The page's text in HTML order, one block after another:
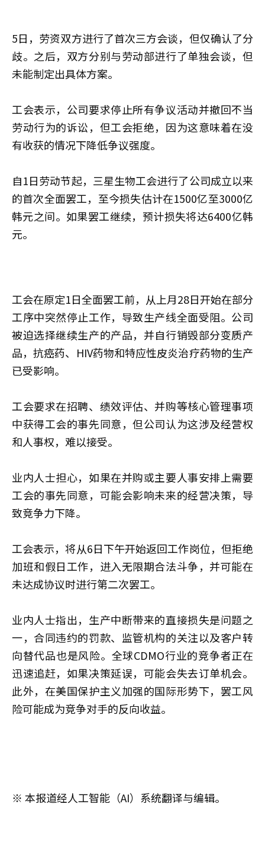
5日，劳资双方进行了首次三方会谈，但仅确认了分
歧。之后，双方分别与劳动部进行了单独会谈，但
未能制定出具体方案。
工会表示，公司要求停止所有争议活动并撤回不当
劳动行为的诉讼，但工会拒绝，因为这意味着在没
有收获的情况下降低争议强度。
自1日劳动节起，三星生物工会进行了公司成立以来
的首次全面罢工，至今损失估计在1500亿至3000亿
韩元之间。如果罢工继续，预计损失将达6400亿韩
元。
工会在原定1日全面罢工前，从上月28日开始在部分
工序中突然停止工作，导致生产线全面受阻。公司
被迫选择继续生产的产品，并自行销毁部分变质产
品，抗癌药、HIV药物和特应性皮炎治疗药物的生产
已受影响。
工会要求在招聘、绩效评估、并购等核心管理事项
中获得工会的事先同意，但公司认为这涉及经营权
和人事权，难以接受。
业内人士担心，如果在并购或主要人事安排上需要
工会的事先同意，可能会影响未来的经营决策，导
致竞争力下降。
工会表示，将从6日下午开始返回工作岗位，但拒绝
加班和假日工作，进入无限期合法斗争，并可能在
未达成协议时进行第二次罢工。
业内人士指出，生产中断带来的直接损失是问题之
一，合同违约的罚款、监管机构的关注以及客户转
向替代品也是风险。全球CDMO行业的竞争者正在
迅速追赶，如果决策延误，可能会失去订单机会。
此外，在美国保护主义加强的国际形势下，罢工风
险可能成为竞争对手的反向收益。
※ 本报道经人工智能（AI）系统翻译与编辑。